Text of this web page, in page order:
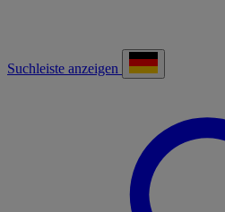
Suchleiste anzeigen